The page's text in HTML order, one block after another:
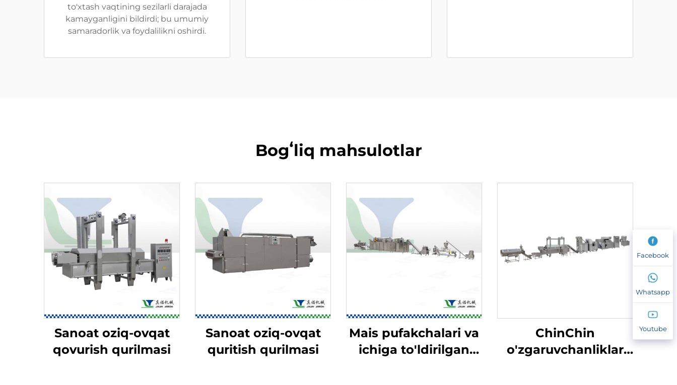
to'xtash vaqtining sezilarli darajada
kamayganligini bildirdi; bu umumiy
samaradorlik va foydalilikni oshirdi.
Bogʻliq mahsulotlar
Sanoat oziq-ovqat
qovurish qurilmasi
Sanoat oziq-ovqat
quritish qurilmasi
Mais pufakchalari va
ichiga to'ldirilgan
ChinChin
o'zgaruvchanliklar
Facebook
Whatsapp
Youtube